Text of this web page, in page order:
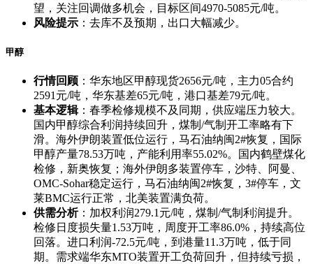
望，关注回调做多机会，目标区间4970-5085元/吨。
风险提示 ：去库不及预期，出口大幅减少。
甲醇
行情回顾 ：华东地区甲醇现货2656元/吨，主力05合约
2591元/吨，华东基差65元/吨，港口基差79元/吨。
基本逻辑：春季检修规模不及同期，供应端压力较大。
国内甲醇综合利润持续回升，煤制/气制开工率略有下
滑。海外伊朗装置低位运行，马石油纳闽2#恢复，国际
甲醇产量78.53万吨，产能利用率55.02%。国内鹤壁煤化
检修，新奥恢复；海外伊朗多装置停车，沙特、阿曼、
OMC-Sohar稳定运行，马石油纳闽2#恢复，3#停车，文
莱BMC运行正常，北美装置满负荷。
供需分析：加权利润279.1元/吨，煤制/气制利润提升。
检修日度损失量1.53万吨，周度开工率86.0%，持续高位
回落。进口利润-72.5元/吨，到港量11.3万吨，低于同
期。需求端华东MTO装置开工负荷回升，但持续亏损，